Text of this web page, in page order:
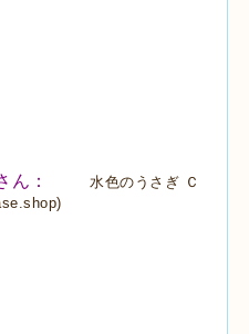
ん ：
水色のうさぎ Ｃ